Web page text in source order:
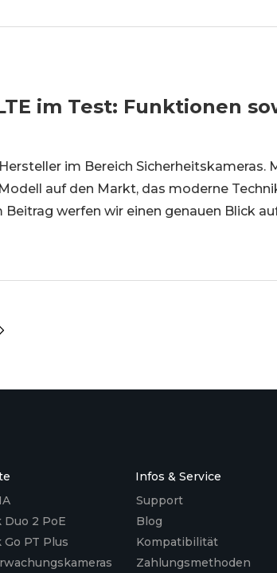
im Test: Funktionen
im Bereich Sicherheitskameras.
auf den Markt, das moderne
werfen wir einen genauen Blick
Duo 2 PoE
Go PT Plus
Infos & Service
Support
Blog
Kompatibilität
Zahlungsmethoden